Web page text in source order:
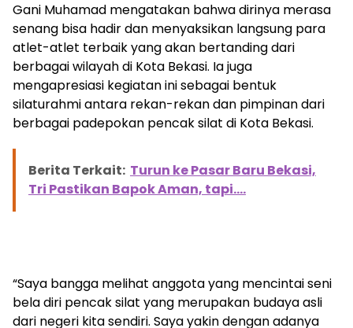
Gani Muhamad mengatakan bahwa dirinya merasa
senang bisa hadir dan menyaksikan langsung para
atlet-atlet terbaik yang akan bertanding dari
berbagai wilayah di Kota Bekasi. Ia juga
mengapresiasi kegiatan ini sebagai bentuk
silaturahmi antara rekan-rekan dan pimpinan dari
berbagai padepokan pencak silat di Kota Bekasi.
Berita Terkait: Turun ke Pasar Baru Bekasi,
Tri Pastikan Bapok Aman, tapi....
“Saya bangga melihat anggota yang mencintai seni
bela diri pencak silat yang merupakan budaya asli
dari negeri kita sendiri. Saya yakin dengan adanya